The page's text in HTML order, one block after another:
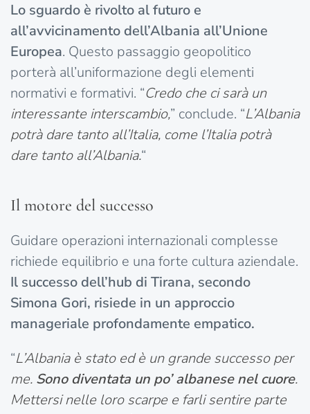
Lo sguardo è rivolto al futuro e
all’avvicinamento dell’Albania all’Unione
Europea. Questo passaggio geopolitico
porterà all’uniformazione degli elementi
normativi e formativi. “Credo che ci sarà un
interessante interscambio,” conclude. “L’Albania
potrà dare tanto all’Italia, come l’Italia potrà
dare tanto all’Albania.“
Il motore del successo
Guidare operazioni internazionali complesse
richiede equilibrio e una forte cultura aziendale.
Il successo dell’hub di Tirana, secondo
Simona Gori, risiede in un approccio
manageriale profondamente empatico.
“L’Albania è stato ed è un grande successo per
me. Sono diventata un po’ albanese nel cuore.
Mettersi nelle loro scarpe e farli sentire parte